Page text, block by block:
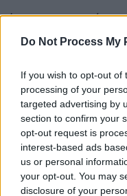
Do Not Process My
If you wish to opt-out of
processing of your
targeted advertising by
section to confirm your
opt-out request is
interest-based ads
us or personal
your opt-out. You may
disclosure of your
Όταν μου
σειρά,σκέφτηκα
άγνοια
ποτέ ότι
που έχω δει.
προχωρούσα.
ολοκληρώσω το
μπερδεύομαι και
επειδή είμαι